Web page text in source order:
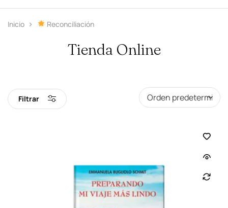
Inicio Reconciliación
Tienda Online
Filtrar